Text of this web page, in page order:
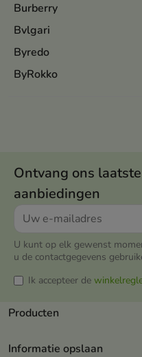
Burberry
Bvlgari
Byredo
ByRokko
Ontvang ons
aanbiedingen
U kunt op elk gewenst
u de contactgegevens
Ik accepteer de
Producten
Informatie opslaan